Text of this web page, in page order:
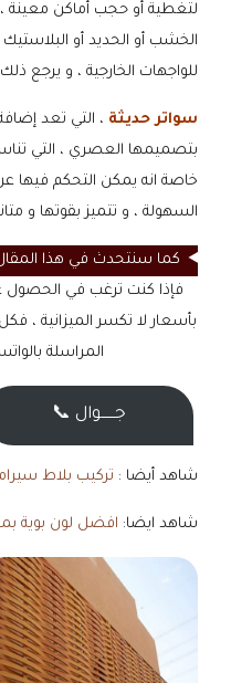
لتغطية أو حجب أماكن معينة
الخشب أو الحديد أو
للواجهات الخارجية ، و يرجع ذلك
سواتر حديثة ، التي تعد
بتصميمها العصري ، التي
خاصة انه يمكن التحكم فيها
السهولة ، و تتميز بقوتها و
كما سنتحدث في هذا المقال
فإذا كنت ترغب في الحصول
بأسعار لا تكسر الميزانية ،
المراسلة
جــــــوال 📞
شاهد أيضا : تركيب بلاط
شاهد ايضا: افضل لون بوية